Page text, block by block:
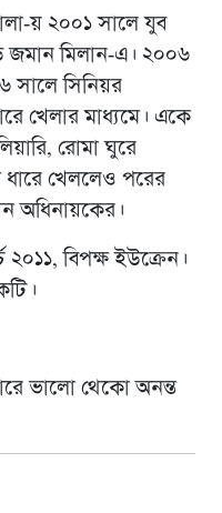
য় ২০০১ সালে যুব
জমান মিলান-এ। ২০০৬
সালে সিনিয়র
খেলার মাধ্যমে। একে
রোমা ঘুরে
ধারে খেললেও পরের
অধিনায়কের।
বিপক্ষ ইউক্রেন।
ভালো থেকো অনন্ত